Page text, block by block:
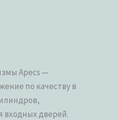
Apecs —
по качеству в
входных дверей.